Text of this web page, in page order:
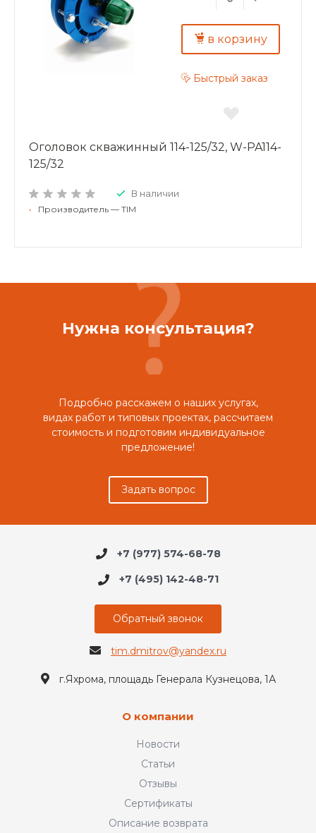
в корзину
Быстрый заказ
Оголовок скважинный 114-125/32, W-PA114-
125/32
В наличии
• Производитель — TIM
Нужна консультация?
Подробно расскажем о наших услугах,
видах работ и типовых проектах, рассчитаем
стоимость и подготовим индивидуальное
предложение!
Задать вопрос
+7 (977) 574-68-78
+7 (495) 142-48-71
Обратный звонок
tim.dmitrov@yandex.ru
г.Яхрома, площадь Генерала Кузнецова, 1А
О компании
Новости
Статьи
Отзывы
Сертификаты
Описание возврата